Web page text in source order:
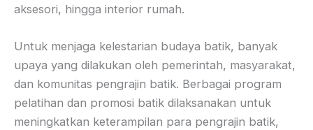
aksesori, hingga interior rumah.
Untuk menjaga kelestarian budaya batik, banyak
upaya yang dilakukan oleh pemerintah, masyarakat,
dan komunitas pengrajin batik. Berbagai program
pelatihan dan promosi batik dilaksanakan untuk
meningkatkan keterampilan para pengrajin batik,